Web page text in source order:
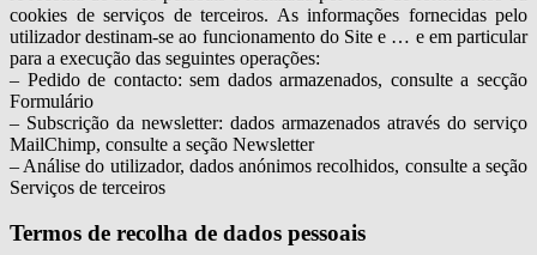
cookies de serviços de terceiros. As informações fornecidas pelo
utilizador destinam-se ao funcionamento do Site e … e em particular
para a execução das seguintes operações:
– Pedido de contacto: sem dados armazenados, consulte a secção
Formulário
– Subscrição da newsletter: dados armazenados através do serviço
MailChimp, consulte a seção Newsletter
– Análise do utilizador, dados anónimos recolhidos, consulte a seção
Serviços de terceiros
Termos de recolha de dados pessoais